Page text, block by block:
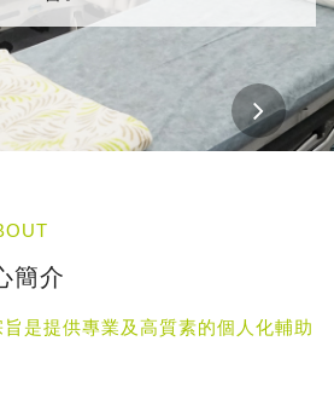
簡介
是提供專業及高質素的個人化輔助